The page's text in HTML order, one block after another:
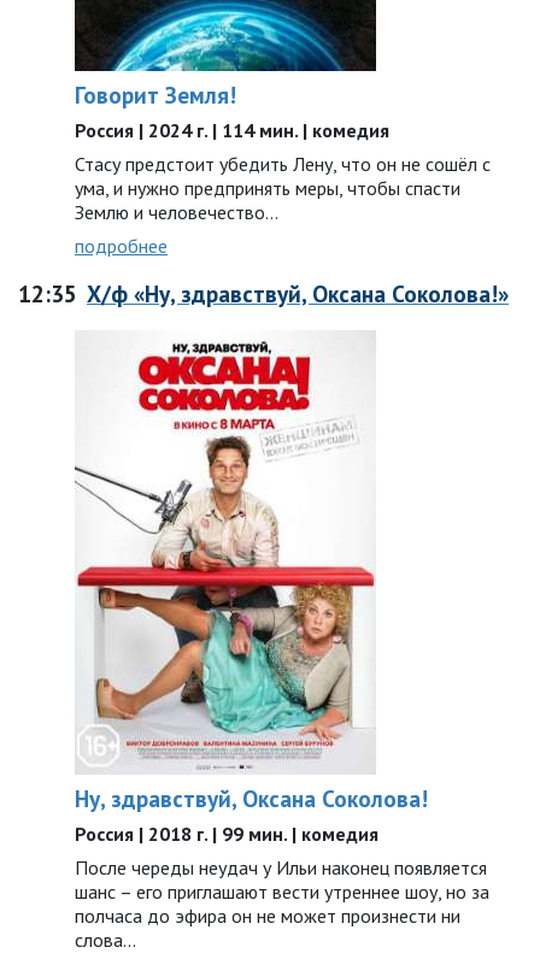
Говорит Земля!
Россия | 2024 г. | 114 мин. | комедия
Стасу предстоит убедить Лену, что он не сошёл с
ума, и нужно предпринять меры, чтобы спасти
Землю и человечество…
подробнее
12:35 Х/ф «Ну, здравствуй, Оксана Соколова!»
Ну, здравствуй, Оксана Соколова!
Россия | 2018 г. | 99 мин. | комедия
После череды неудач у Ильи наконец появляется
шанс – его приглашают вести утреннее шоу, но за
полчаса до эфира он не может произнести ни
слова...